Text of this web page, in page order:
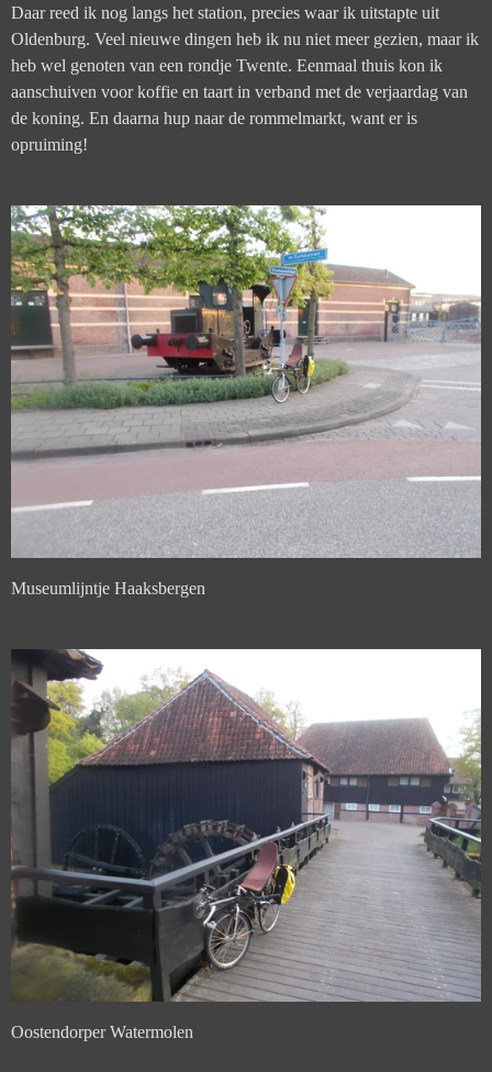
Daar reed ik nog langs het station, precies waar ik uitstapte uit
Oldenburg. Veel nieuwe dingen heb ik nu niet meer gezien, maar ik
heb wel genoten van een rondje Twente. Eenmaal thuis kon ik
aanschuiven voor koffie en taart in verband met de verjaardag van
de koning. En daarna hup naar de rommelmarkt, want er is
opruiming!
Museumlijntje Haaksbergen
Oostendorper Watermolen